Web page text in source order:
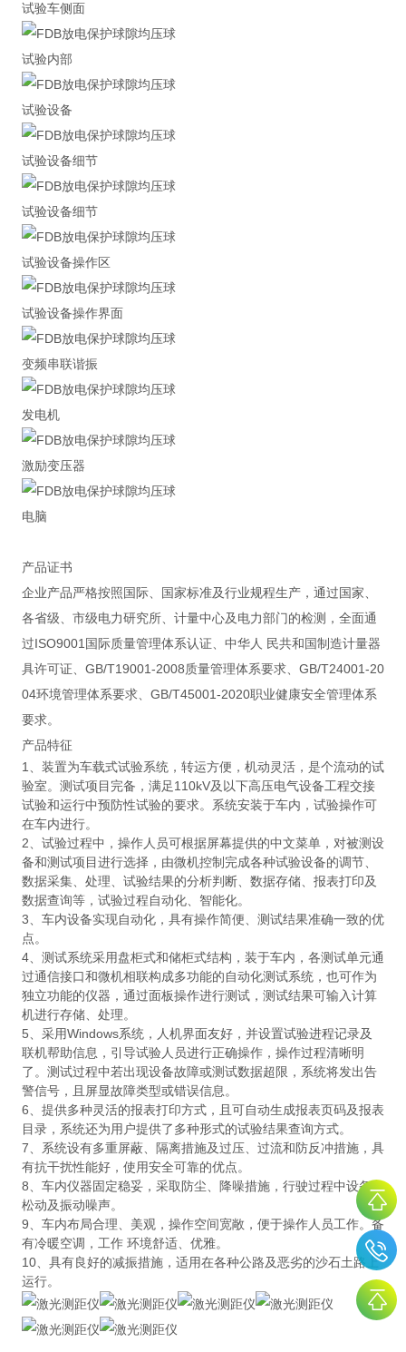
试验车侧面
试验内部
试验设备
试验设备细节
试验设备细节
试验设备操作区
试验设备操作界面
变频串联谐振
发电机
激励变压器
电脑
产品证书
企业产品严格按照国际、国家标准及行业规程生产，通过国家、
各省级、市级电力研究所、计量中心及电力部门的检测，全面通
过ISO9001国际质量管理体系认证、中华人 民共和国制造计量器
具许可证、GB/T19001-2008质量管理体系要求、GB/T24001-20
04环境管理体系要求、GB/T45001-2020职业健康安全管理体系
要求。
产品特征
1、装置为车载式试验系统，转运方便，机动灵活，是个流动的试
验室。测试项目完备，满足110kV及以下高压电气设备工程交接
试验和运行中预防性试验的要求。系统安装于车内，试验操作可
在车内进行。
2、试验过程中，操作人员可根据屏幕提供的中文菜单，对被测设
备和测试项目进行选择，由微机控制完成各种试验设备的调节、
数据采集、处理、试验结果的分析判断、数据存储、报表打印及
数据查询等，试验过程自动化、智能化。
3、车内设备实现自动化，具有操作简便、测试结果准确一致的优
点。
4、测试系统采用盘柜式和储柜式结构，装于车内，各测试单元通
过通信接口和微机相联构成多功能的自动化测试系统，也可作为
独立功能的仪器，通过面板操作进行测试，测试结果可输入计算
机进行存储、处理。
5、采用Windows系统，人机界面友好，并设置试验进程记录及
联机帮助信息，引导试验人员进行正确操作，操作过程清晰明
了。测试过程中若出现设备故障或测试数据超限，系统将发出告
警信号，且屏显故障类型或错误信息。
6、提供多种灵活的报表打印方式，且可自动生成报表页码及报表
目录，系统还为用户提供了多种形式的试验结果查询方式。
7、系统设有多重屏蔽、隔离措施及过压、过流和防反冲措施，具
有抗干扰性能好，使用安全可靠的优点。
8、车内仪器固定稳妥，采取防尘、降噪措施，行驶过程中设备无
松动及振动噪声。
9、车内布局合理、美观，操作空间宽敞，便于操作人员工作。备
有冷暖空调，工作 环境舒适、优雅。
10、具有良好的减振措施，适用在各种公路及恶劣的沙石土路上
运行。